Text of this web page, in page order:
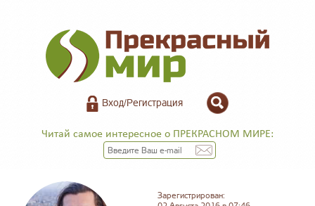
Вход/Регистрация
Читай самое интересное о ПРЕКРАСНОМ МИРЕ:
Зарегистрирован: